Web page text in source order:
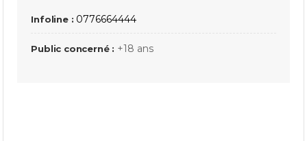
Infoline : 0776664444
Public concerné : +18 ans